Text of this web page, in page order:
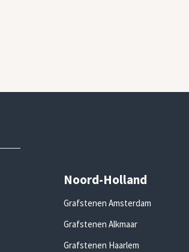
Noord-Holland
Grafstenen Amsterdam
Grafstenen Alkmaar
Grafstenen Haarlem